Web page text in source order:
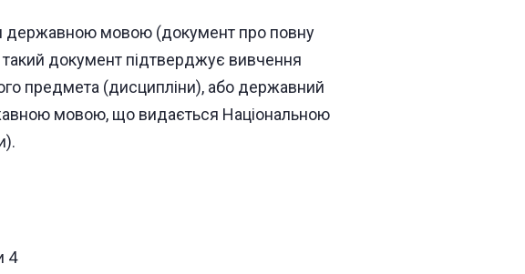
державною мовою (документ про повну
документ підтверджує вивчення
предмета (дисципліни), або державний
мовою, що видається Національною
4